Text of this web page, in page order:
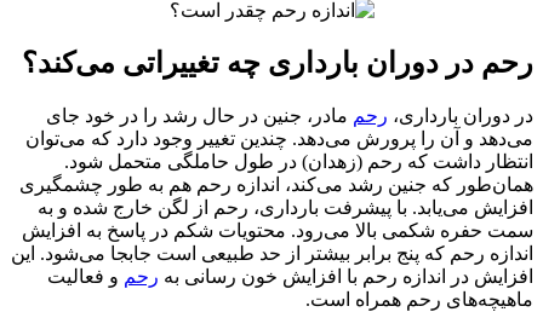
در دوران بارداری چه تغییراتی می‌کند؟
بارداری، رحم مادر، جنین در حال رشد را در خود جای
و آن را پرورش می‌دهد. چندین تغییر وجود دارد که می‌توان
داشت که رحم (زهدان) در طول حاملگی متحمل شود.
که جنین رشد می‌کند، اندازه رحم هم به طور چشمگیری
می‌یابد. با پیشرفت بارداری، رحم از لگن خارج شده و به
حفره شکمی بالا می‌رود. محتویات شکم در پاسخ به افزایش
رحم که پنج برابر بیشتر از حد طبیعی است جابجا می‌شود. این
در اندازه رحم با افزایش خون رسانی بهرحم و فعالیت
رحم همراه است.